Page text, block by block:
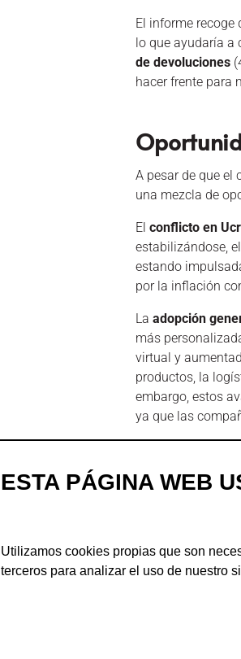
ESTA PÁGINA WEB
Utilizamos cookies propias que son
terceros para analizar el uso de nuestro
El informe
lo que ayudaría a
de devoluciones
hacer frente para
A pesar de que el
una mezcla de
Elconflicto en
estabilizándose,
estando
por la inflación
Laadopción
más
virtual y
productos, la
embargo, estos
ya que las
productos
utilizar